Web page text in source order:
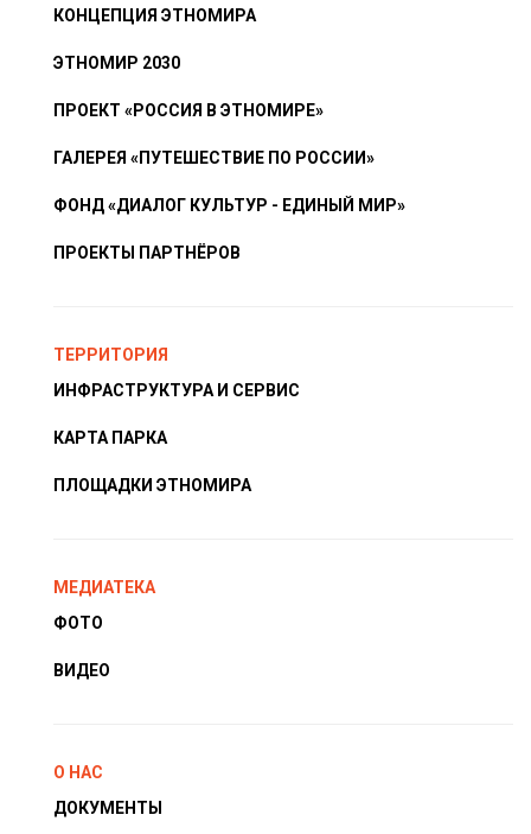
КОНЦЕПЦИЯ ЭТНОМИРА
ЭТНОМИР 2030
ПРОЕКТ «РОССИЯ В ЭТНОМИРЕ»
ГАЛЕРЕЯ «ПУТЕШЕСТВИЕ ПО РОССИИ»
ФОНД «ДИАЛОГ КУЛЬТУР - ЕДИНЫЙ МИР»
ПРОЕКТЫ ПАРТНЁРОВ
ТЕРРИТОРИЯ
ИНФРАСТРУКТУРА И СЕРВИС
КАРТА ПАРКА
ПЛОЩАДКИ ЭТНОМИРА
МЕДИАТЕКА
ФОТО
ВИДЕО
О НАС
ДОКУМЕНТЫ